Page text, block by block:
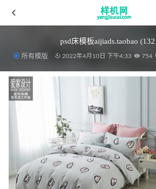
psd床模板aijiads.taobao
所有模版 2022年4月10日 下午4:33 754
绗缝被aijiads.taobao (1229) 2022-03-19
数码贴图aijiads.taobao (1580) 2022-03-19
沙滩巾1 (7) 2022-03-19
毛毯aijiads.taobao (1554)智能_tn 2022-03-
绗缝被aijiads.taobao (1049) 拷贝副本